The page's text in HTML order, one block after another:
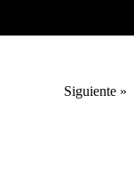
Siguiente »